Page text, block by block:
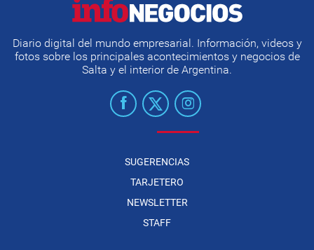
Diario digital del mundo empresarial. Información, videos y
fotos sobre los principales acontecimientos y negocios de
Salta y el interior de Argentina.
SUGERENCIAS
TARJETERO
NEWSLETTER
STAFF